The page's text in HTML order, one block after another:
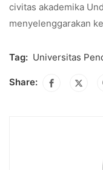
civitas akademika
menyelenggarakan
Tag: Universitas
Share: